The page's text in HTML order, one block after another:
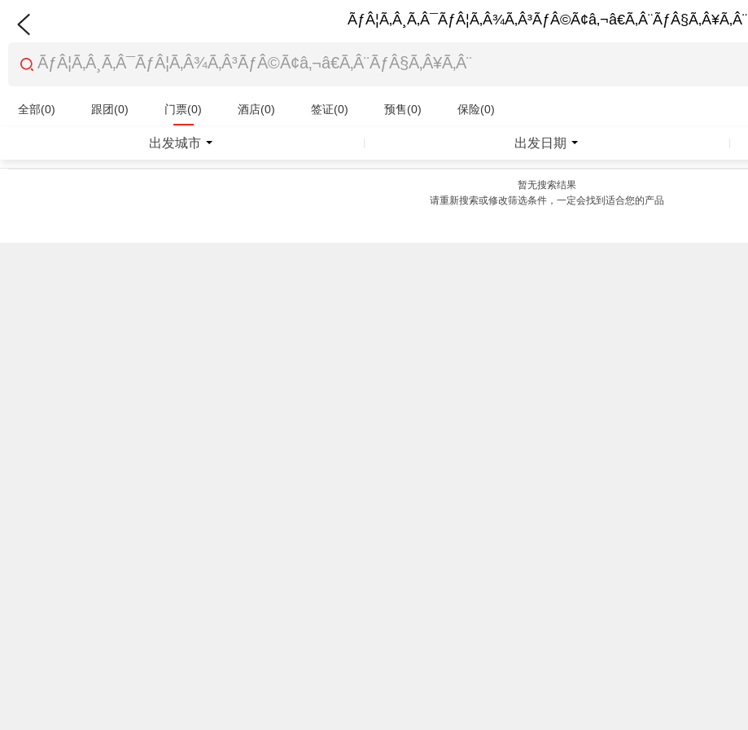
ÃƒÂ¦Ã‚Â¸Ã‚Â¯ÃƒÂ¦Ã‚Â¾Ã‚Â³ÃƒÂ©Ã¢â‚¬â€Ã‚Â¨ÃƒÂ§Ã‚Â¥Ã‚Â¨
全部(0) 跟团(0) 门票(0) 酒店(0) 签证(0) 预售(0) 保险(0)
出发城市 出发日期
暂无搜索结果
请重新搜索或修改筛选条件，一定会找到适合您的产品